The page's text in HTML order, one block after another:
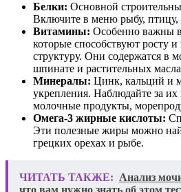
Белки: Основной
Включите в меню рыбу, птицу,
Витамины: Особенно важны
которые способствуют росту
структуру. Они содержатся в
шпинате и растительных
Минералы: Цинк, кальций и
укрепления. Наблюдайте за их
молочные продукты,
Омега-3 жирные кислоты:
Эти полезные жиры можно
грецких орехах и рыбе.
ЧИТАТЬ ТАКЖЕ: Анализ